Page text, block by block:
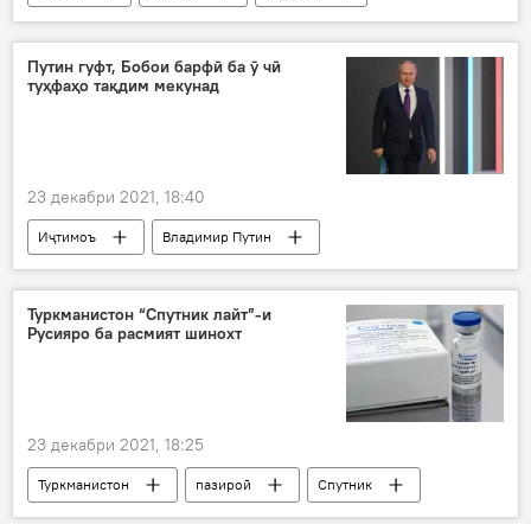
ҳавопаймои бесарнишин
фанноварӣ
Дар Русия
Путин гуфт, Бобои барфӣ ба ӯ чӣ
туҳфаҳо тақдим мекунад
23 декабри 2021, 18:40
Иҷтимоъ
Владимир Путин
Бобои барфӣ
Соли нав
Туркманистон “Спутник лайт”-и
Русияро ба расмият шинохт
23 декабри 2021, 18:25
Туркманистон пазироӣ
Спутник
тасдиқ
Дар Русия ваксина